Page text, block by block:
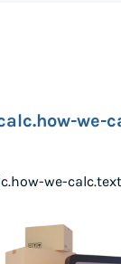
we-
we-